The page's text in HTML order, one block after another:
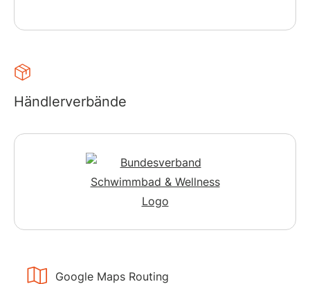
Händlerverbände
Google Maps Routing